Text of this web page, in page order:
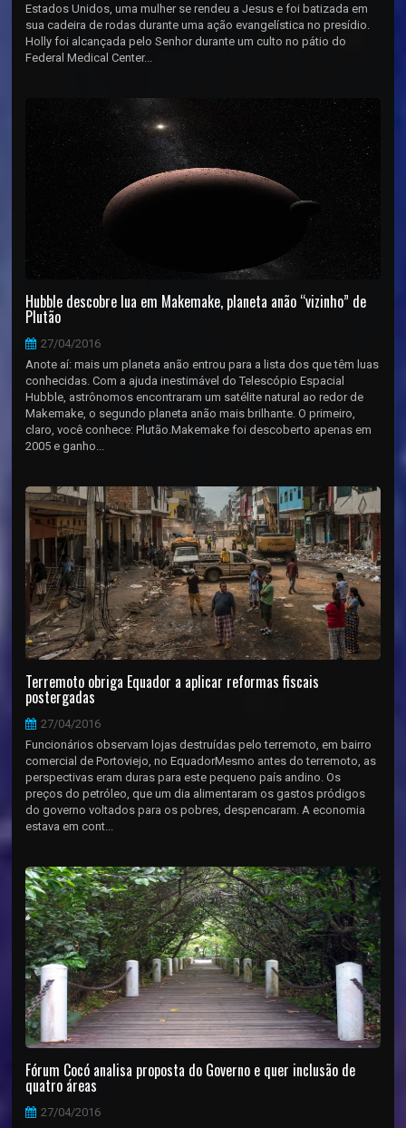
Estados Unidos, uma mulher se rendeu a Jesus e foi batizada em
sua cadeira de rodas durante uma ação evangelística no presídio.
Holly foi alcançada pelo Senhor durante um culto no pátio do
Federal Medical Center...
Hubble descobre lua em Makemake, planeta anão “vizinho” de
Plutão
27/04/2016
Anote aí: mais um planeta anão entrou para a lista dos que têm luas
conhecidas. Com a ajuda inestimável do Telescópio Espacial
Hubble, astrônomos encontraram um satélite natural ao redor de
Makemake, o segundo planeta anão mais brilhante. O primeiro,
claro, você conhece: Plutão.Makemake foi descoberto apenas em
2005 e ganho...
Terremoto obriga Equador a aplicar reformas fiscais
postergadas
27/04/2016
Funcionários observam lojas destruídas pelo terremoto, em bairro
comercial de Portoviejo, no EquadorMesmo antes do terremoto, as
perspectivas eram duras para este pequeno país andino. Os
preços do petróleo, que um dia alimentaram os gastos pródigos
do governo voltados para os pobres, despencaram. A economia
estava em cont...
Fórum Cocó analisa proposta do Governo e quer inclusão de
quatro áreas
27/04/2016